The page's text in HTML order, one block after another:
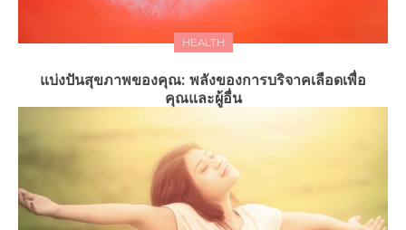
HEALTH
แบ่งปันสุขภาพของคุณ: พลังของการบริจาคเลือดเพื่อ
คุณและผู้อื่น